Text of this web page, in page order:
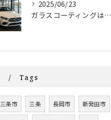
2025/06/23
ガラスコーティングはディーラーと専門店どっちがいいの？
Tags
三条市 三条 長岡市 新発田市